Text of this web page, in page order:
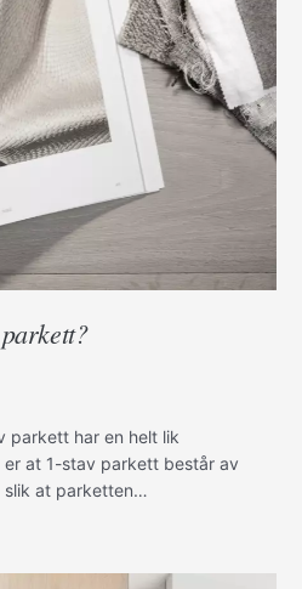
parkett har en helt lik
at 1-stav parkett består av
slik at parketten…